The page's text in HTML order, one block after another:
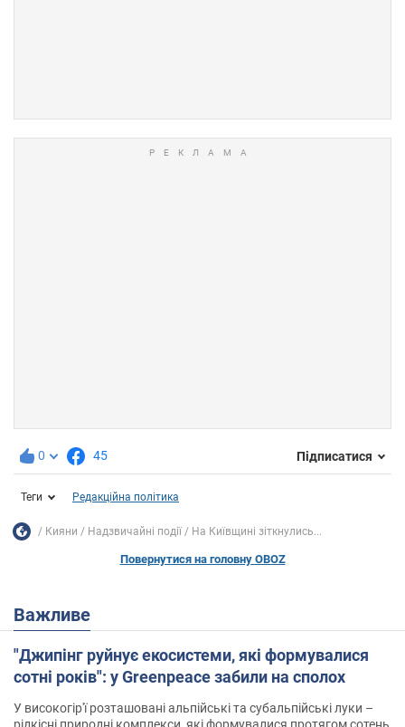
0 45 Підписатися
Теги Редакційна політика
Кияни Надзвичайні події На Київщині зіткнулись...
Повернутися на головну OBOZ
Важливе
"Джипінг руйнує екосистеми, які формувалися
сотні років": у Greenpeace забили на сполох
У високогір'ї розташовані альпійські та субальпійські луки –